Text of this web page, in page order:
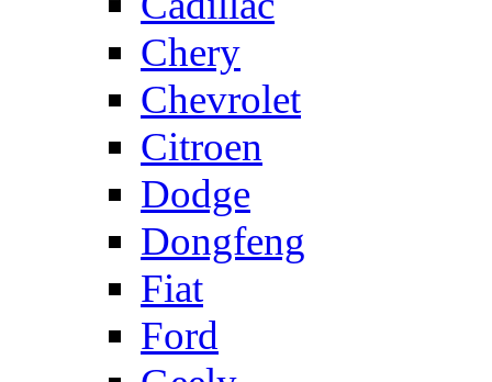
Chery
Chevrolet
Citroen
Dodge
Dongfeng
Fiat
Ford